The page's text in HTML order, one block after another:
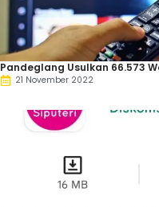
Pandeglang Usulkan 66.573
21 November 2022